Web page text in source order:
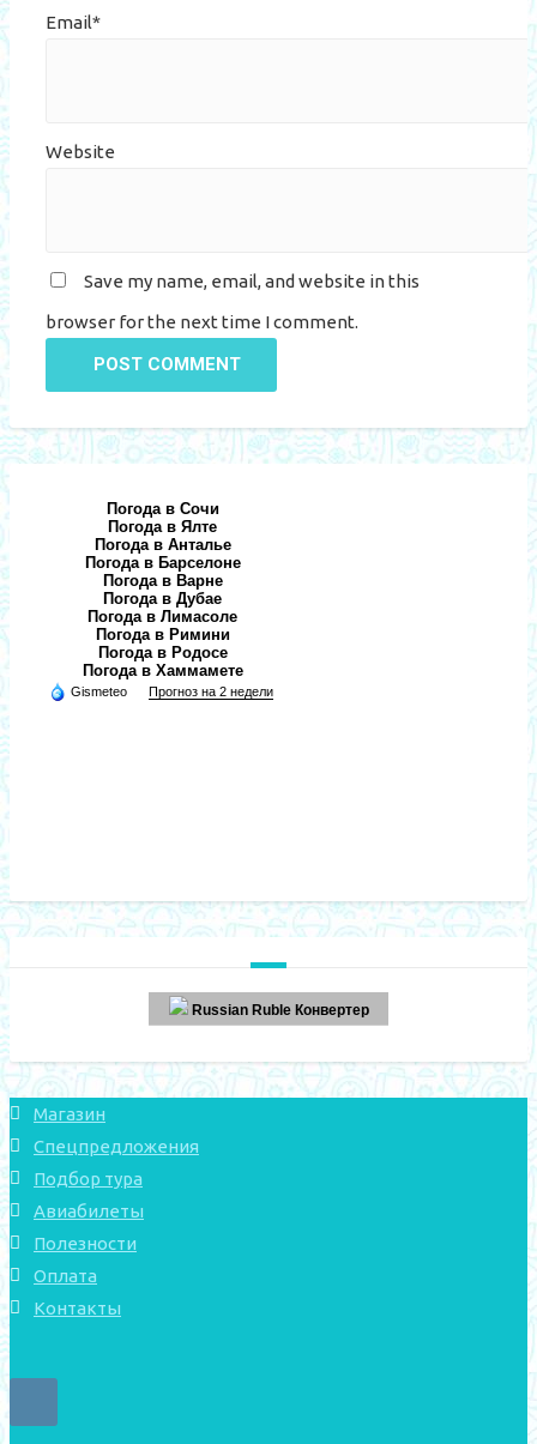
Email*
Website
Save my name, email, and website in this
browser for the next time I comment.
POST COMMENT
Погода в Сочи
Погода в Ялте
Погода в Анталье
Погода в Барселоне
Погода в Варне
Погода в Дубае
Погода в Лимасоле
Погода в Римини
Погода в Родосе
Погода в Хаммамете
Gismeteo Прогноз на 2 недели
Russian Ruble Конвертер
Магазин
Спецпредложения
Подбор тура
Авиабилеты
Полезности
Оплата
Контакты